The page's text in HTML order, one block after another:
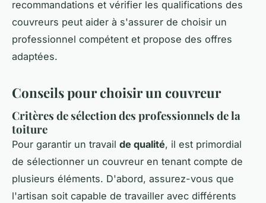
recommandations et vérifier les qualifications des
couvreurs peut aider à s'assurer de choisir un
professionnel compétent et propose des offres
adaptées.
Conseils pour choisir un couvreur
Critères de sélection des professionnels de la
toiture
Pour garantir un travail de qualité, il est primordial
de sélectionner un couvreur en tenant compte de
plusieurs éléments. D'abord, assurez-vous que
l'artisan soit capable de travailler avec différents